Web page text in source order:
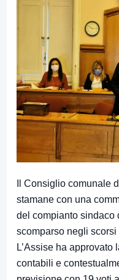
Il Consiglio comunale
stamane con una
del compianto sindaco
scomparso negli scorsi
L’Assise ha
contabili e